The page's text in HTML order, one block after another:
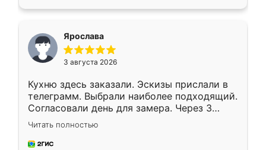
Ярослава
3 августа 2026
Кухню здесь заказали. Эскизы прислали в
телеграмм. Выбрали наиболее подходящий.
Согласовали день для замера. Через 3
недели кухня была уже готова. Остались
довольны работой. Спасибо Ренессанс
мебель за качественную работу!
Читать полностью